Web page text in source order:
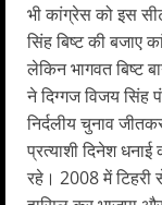
भी कांग्रेस को इस
सिंह बिष्ट की बजाए
लेकिन भागवत बिष्ट
ने दिग्गज विजय सिंह
निर्दलीय चुनाव
प्रत्याशी दिनेश धनाई
रहे। 2008 में टिहरी